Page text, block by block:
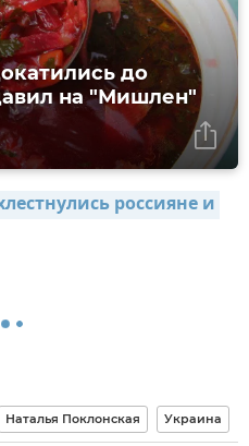
до
на "Мишлен"
россияне и
Наталья Поклонская Украина